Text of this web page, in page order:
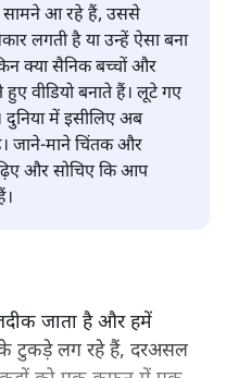
सामने आ रहे हैं, उससे
लगती है या उन्हें ऐसा बना
क्या सैनिक बच्चों और
वीडियो बनाते हैं। लूटे गए
में इसीलिए अब
जाने-माने चिंतक और
और सोचिए कि आप
जाता है और हमें
टुकड़े लग रहे हैं, दरअसल